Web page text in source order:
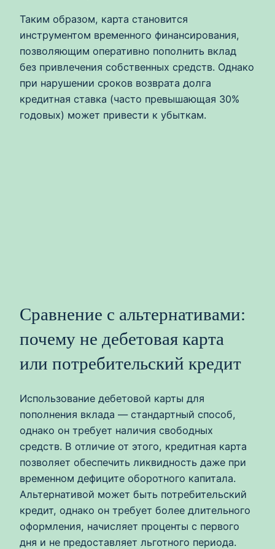
Таким образом, карта становится
инструментом временного финансирования,
позволяющим оперативно пополнить вклад
без привлечения собственных средств. Однако
при нарушении сроков возврата долга
кредитная ставка (часто превышающая 30%
годовых) может привести к убыткам.
Сравнение с альтернативами:
почему не дебетовая карта
или потребительский кредит
Использование дебетовой карты для
пополнения вклада — стандартный способ,
однако он требует наличия свободных
средств. В отличие от этого, кредитная карта
позволяет обеспечить ликвидность даже при
временном дефиците оборотного капитала.
Альтернативой может быть потребительский
кредит, однако он требует более длительного
оформления, начисляет проценты с первого
дня и не предоставляет льготного периода.